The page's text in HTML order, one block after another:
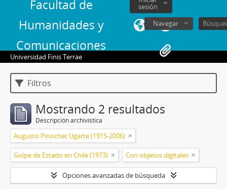
Facultad de
Humanidades y
Comunicaciones
sesión
Navegar
Universidad Finis Terrae
Filtros
Mostrando 2 resultados
Descripción archivística
Augusto Pinochet Ugarte (1915-2006)
Golpe de Estado en Chile (1973) Con objetos digitales
Opciones avanzadas de búsqueda